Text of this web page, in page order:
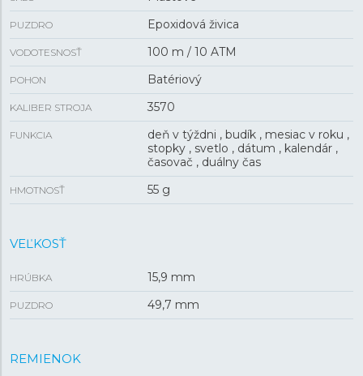
PUZDRO Epoxidová živica
VODOTESNOSŤ 100 m / 10 ATM
POHON Batériový
KALIBER STROJA 3570
FUNKCIA
deň v týždni , budík , mesiac v roku ,
stopky , svetlo , dátum , kalendár ,
časovač , duálny čas
HMOTNOSŤ 55 g
VEĽKOSŤ
HRÚBKA 15,9 mm
PUZDRO 49,7 mm
REMIENOK